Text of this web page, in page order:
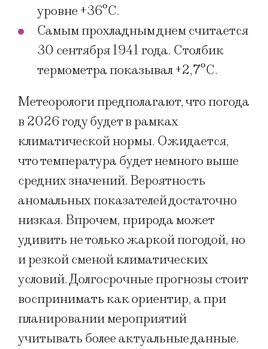
уровне +36°C.
Самым прохладным днем считается
30 сентября 1941 года. Столбик
термометра показывал +2,7°C.
Метеорологи предполагают, что погода
в 2026 году будет в рамках
климатической нормы. Ожидается,
что температура будет немного выше
средних значений. Вероятность
аномальных показателей достаточно
низкая. Впрочем, природа может
удивить не только жаркой погодой, но
и резкой сменой климатических
условий. Долгосрочные прогнозы стоит
воспринимать как ориентир, а при
планировании мероприятий
учитывать более актуальные данные.